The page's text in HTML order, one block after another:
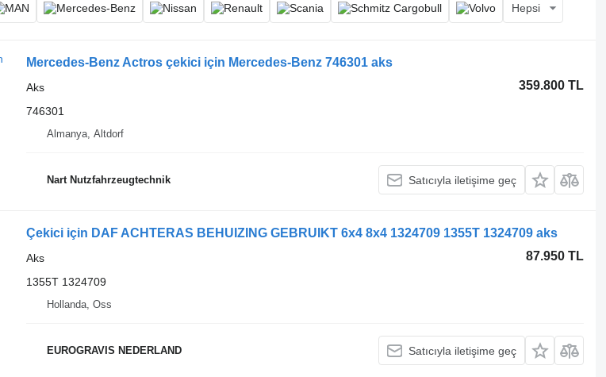
Hepsi
Mercedes-Benz Actros çekici için Mercedes-Benz 746301 aks
359.800 TL
Aks
746301
Almanya, Altdorf
Nart Nutzfahrzeugtechnik Satıcıyla iletişime geç
Çekici için DAF ACHTERAS BEHUIZING GEBRUIKT 6x4 8x4 1324709 1355T 1324709 aks
87.950 TL
Aks
1355T 1324709
Hollanda, Oss
EUROGRAVIS NEDERLAND Satıcıyla iletişime geç